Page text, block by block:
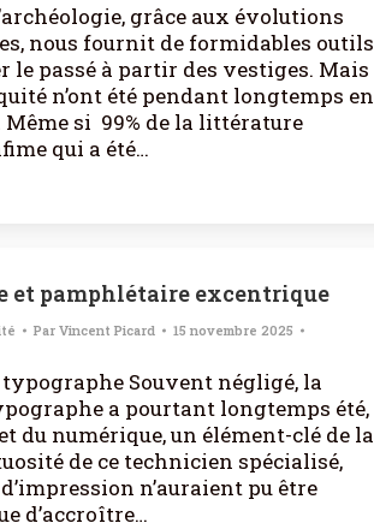
grâce aux évolutions
nous fournit de formidables outils
passé à partir des vestiges. Mais
n’ont été pendant longtemps en
si 99% de la littérature
qui a été…
et pamphlétaire excentrique
ParVincent Picard
15 novembre 2025
Souvent négligé, la
a pourtant longtemps été,
du numérique, un élément-clé de la
de ce technicien spécialisé,
n’auraient pu être
d’accroître…